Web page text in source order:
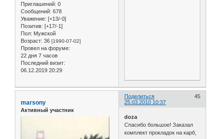
Приглашений: 0
Сообщений: 678
Уважение: [+13/-0]
Позитив: [+17/-1]
Пол: Мужской
Возраст: 36 [1990-07-02]
Провел на форуме:
22 дня 7 часов
Последний визит:
06.12.2019 20:29
Поделиться
45
25.03.2010 10:37
marsony
Активный участник
doza
Спасибо большое! Заказал
комплект прокладок на карб,